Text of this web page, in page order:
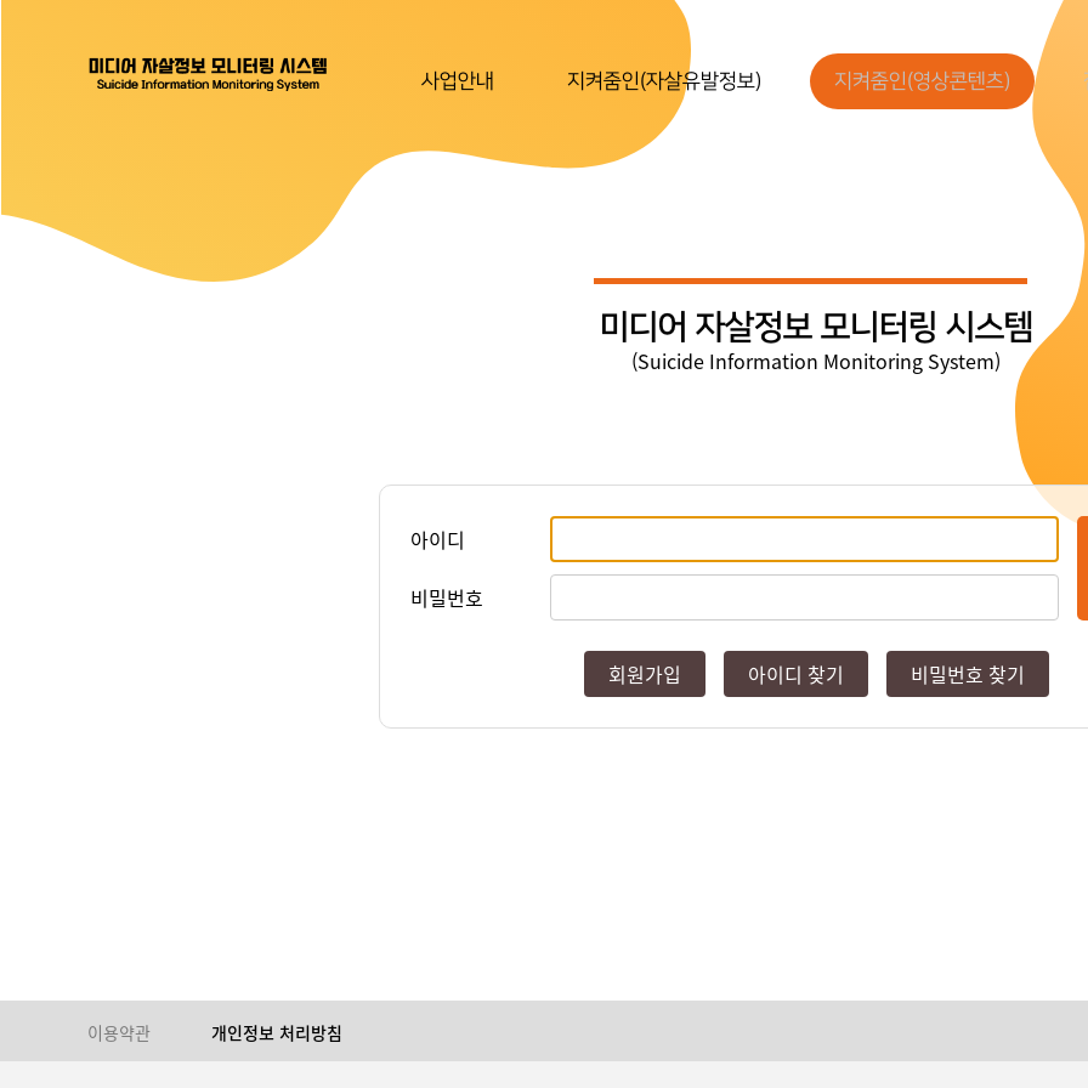
사업안내 지켜줌인(자살유발정보) 지켜줌인(영상콘텐츠)
미디어 자살정보 모니터링 시스템
(Suicide Information Monitoring System)
아이디
비밀번호
회원가입 아이디 찾기 비밀번호 찾기
이용약관 개인정보 처리방침